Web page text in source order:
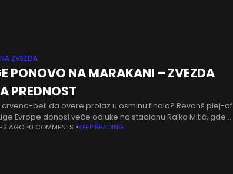
ZVEZDA
PONOVO NA MARAKANI – ZVEZDA
PREDNOST
crveno-beli da overe prolaz u osminu finala? Revanš plej-of
Evrope donosi veče odluke na stadionu Rajko Mitić, gde
zvezda dočekuje Lil sa golom prednosti iz
AGO 0 COMMENTS KEEP READING